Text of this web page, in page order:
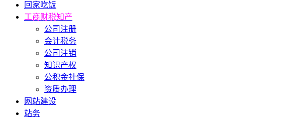
回家吃饭
工商财税知产
公司注册
会计税务
公司注销
知识产权
公积金社保
资质办理
网站建设
站务